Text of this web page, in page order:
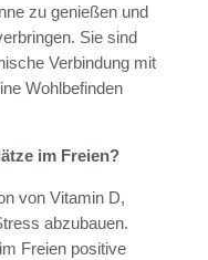
zu genießen und
Sie sind
Verbindung mit
Wohlbefinden
im Freien?
von Vitamin D,
abzubauen.
Freien positive